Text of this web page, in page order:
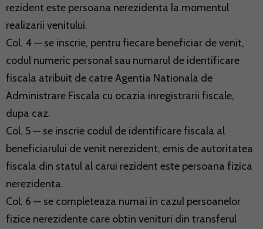
rezident este persoana nerezidenta la momentul
realizarii venitului.
Col. 4 — se inscrie, pentru fiecare beneficiar de venit,
codul numeric personal sau numarul de identificare
fiscala atribuit de catre Agentia Nationala de
Administrare Fiscala cu ocazia inregistrarii fiscale,
dupa caz.
Col. 5 — se inscrie codul de identificare fiscala al
beneficiarului de venit nerezident, emis de autoritatea
fiscala din statul al carui rezident este persoana fizica
nerezidenta.
Col. 6 — se completeaza numai in cazul persoanelor
fizice nerezidente care obtin venituri din transferul